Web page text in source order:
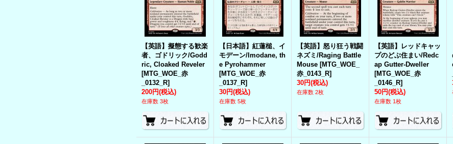
【英語】擬態する歓楽
者、ゴドリック/Godd
ric, Cloaked Reveler
[MTG_WOE_赤
_0132_R]
200円(税込)
在庫数 3枚
【日本語】紅蓮槌、イ
モデーン/Imodane, th
e Pyrohammer
[MTG_WOE_赤
_0137_R]
30円(税込)
在庫数 5枚
【英語】怒り狂う戦闘
ネズミ/Raging Battle
Mouse [MTG_WOE_
赤_0143_R]
30円(税込)
在庫数 2枚
【英語】レッドキャッ
プのどぶ住まい/Redc
ap Gutter-Dweller
[MTG_WOE_赤
_0146_R]
50円(税込)
在庫数 1枚